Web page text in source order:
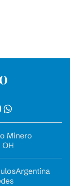
Minero
OH
Argentina